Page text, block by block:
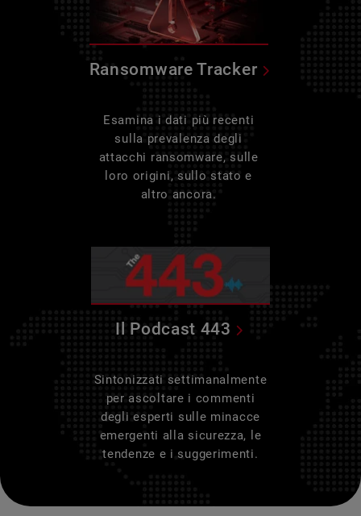
Ransomware Tracker
Esamina i dati più recenti
sulla prevalenza degli
attacchi ransomware, sulle
loro origini, sullo stato e
altro ancora.
Il Podcast 443
Sintonizzati settimanalmente
per ascoltare i commenti
degli esperti sulle minacce
emergenti alla sicurezza, le
tendenze e i suggerimenti.